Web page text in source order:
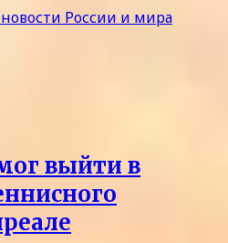
выйти в